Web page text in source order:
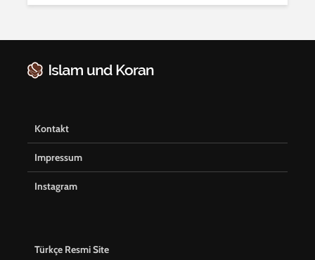
Kontakt
Impressum
Instagram
Türkçe Resmi Site